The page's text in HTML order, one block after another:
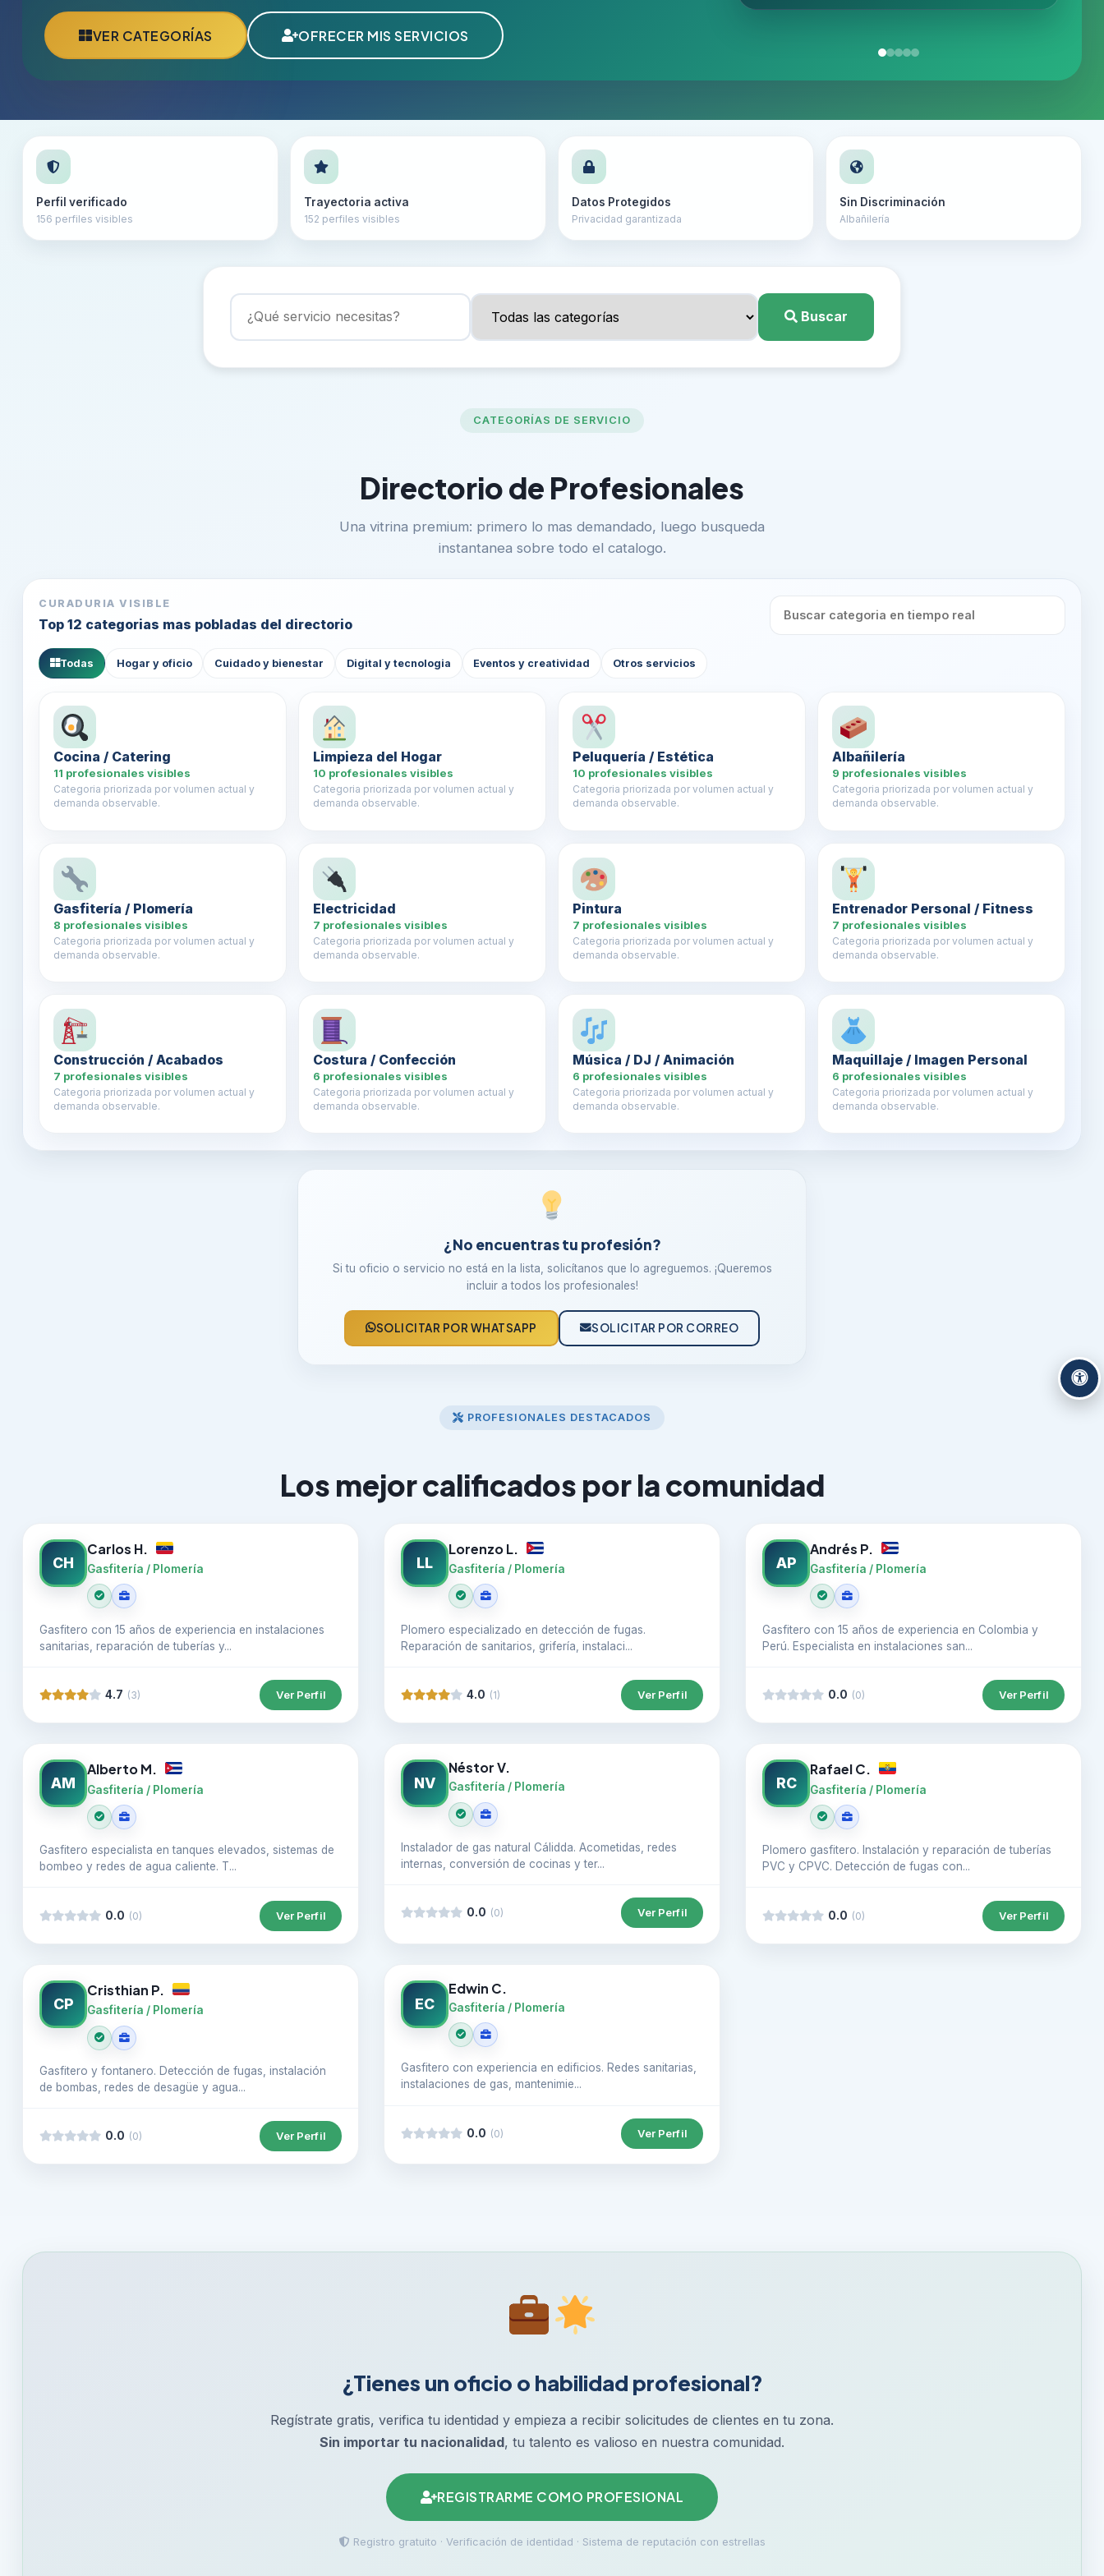
VER CATEGORÍAS OFRECER MIS SERVICIOS
Perfil verificado
156 perfiles visibles
Trayectoria activa
152 perfiles visibles
Datos Protegidos
Privacidad garantizada
Sin Discriminación
Albañilería
Buscar
CATEGORÍAS DE SERVICIO
Directorio de Profesionales
Una vitrina premium: primero lo mas demandado, luego busqueda
instantanea sobre todo el catalogo.
CURADURIA VISIBLE
Top 12 categorias mas pobladas del directorio
Todas Hogar y oficio Cuidado y bienestar Digital y tecnologia Eventos y creatividad Otros servicios
Cocina / Catering
11 profesionales visibles
Categoria priorizada por volumen actual y
demanda observable.
Limpieza del Hogar
10 profesionales visibles
Categoria priorizada por volumen actual y
demanda observable.
Peluquería / Estética
10 profesionales visibles
Categoria priorizada por volumen actual y
demanda observable.
Albañilería
9 profesionales visibles
Categoria priorizada por volumen actual y
demanda observable.
Gasfitería / Plomería
8 profesionales visibles
Categoria priorizada por volumen actual y
demanda observable.
Electricidad
7 profesionales visibles
Categoria priorizada por volumen actual y
demanda observable.
Pintura
7 profesionales visibles
Categoria priorizada por volumen actual y
demanda observable.
Entrenador Personal / Fitness
7 profesionales visibles
Categoria priorizada por volumen actual y
demanda observable.
Construcción / Acabados
7 profesionales visibles
Categoria priorizada por volumen actual y
demanda observable.
Costura / Confección
6 profesionales visibles
Categoria priorizada por volumen actual y
demanda observable.
Música / DJ / Animación
6 profesionales visibles
Categoria priorizada por volumen actual y
demanda observable.
Maquillaje / Imagen Personal
6 profesionales visibles
Categoria priorizada por volumen actual y
demanda observable.
¿No encuentras tu profesión?
Si tu oficio o servicio no está en la lista, solicítanos que lo agreguemos. ¡Queremos
incluir a todos los profesionales!
SOLICITAR POR WHATSAPP SOLICITAR POR CORREO
PROFESIONALES DESTACADOS
Los mejor calificados por la comunidad
CH
Carlos H.
Gasfitería / Plomería
Gasfitero con 15 años de experiencia en instalaciones
sanitarias, reparación de tuberías y...
4.7 (3) Ver Perfil
LL
Lorenzo L.
Gasfitería / Plomería
Plomero especializado en detección de fugas.
Reparación de sanitarios, grifería, instalaci...
4.0 (1) Ver Perfil
AP
Andrés P.
Gasfitería / Plomería
Gasfitero con 15 años de experiencia en Colombia y
Perú. Especialista en instalaciones san...
0.0 (0) Ver Perfil
AM
Alberto M.
Gasfitería / Plomería
Gasfitero especialista en tanques elevados, sistemas de
bombeo y redes de agua caliente. T...
0.0 (0) Ver Perfil
NV
Néstor V.
Gasfitería / Plomería
Instalador de gas natural Cálidda. Acometidas, redes
internas, conversión de cocinas y ter...
0.0 (0) Ver Perfil
RC
Rafael C.
Gasfitería / Plomería
Plomero gasfitero. Instalación y reparación de tuberías
PVC y CPVC. Detección de fugas con...
0.0 (0) Ver Perfil
CP
Cristhian P.
Gasfitería / Plomería
Gasfitero y fontanero. Detección de fugas, instalación
de bombas, redes de desagüe y agua...
0.0 (0) Ver Perfil
EC
Edwin C.
Gasfitería / Plomería
Gasfitero con experiencia en edificios. Redes sanitarias,
instalaciones de gas, mantenimie...
0.0 (0) Ver Perfil
¿Tienes un oficio o habilidad profesional?
Regístrate gratis, verifica tu identidad y empieza a recibir solicitudes de clientes en tu zona.
Sin importar tu nacionalidad, tu talento es valioso en nuestra comunidad.
REGISTRARME COMO PROFESIONAL
Registro gratuito · Verificación de identidad · Sistema de reputación con estrellas